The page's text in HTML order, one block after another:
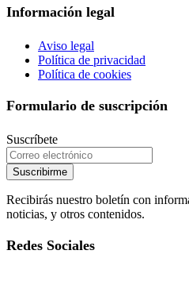
Información legal
Aviso legal
Política de privacidad
Política de cookies
Formulario de suscripción
Suscríbete
Suscribirme
Recibirás nuestro boletín con
noticias, y otros contenidos.
Redes Sociales